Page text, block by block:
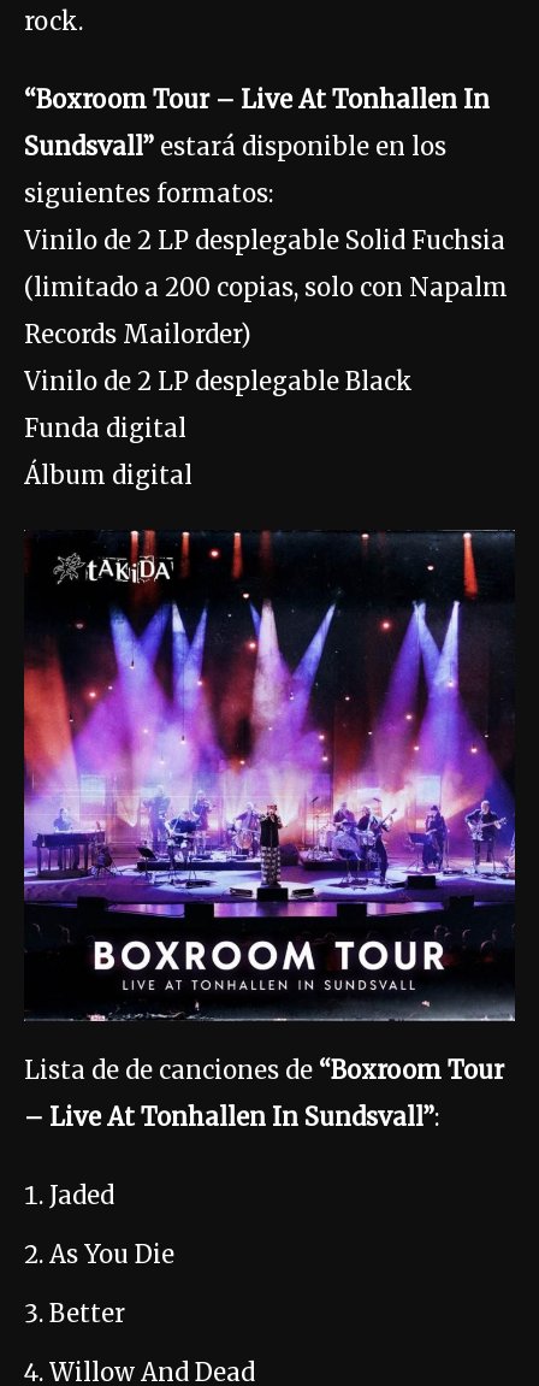
rock.
“Boxroom Tour – Live At Tonhallen In
Sundsvall” estará disponible en los
siguientes formatos:
Vinilo de 2 LP desplegable Solid Fuchsia
(limitado a 200 copias, solo con Napalm
Records Mailorder)
Vinilo de 2 LP desplegable Black
Funda digital
Álbum digital
Lista de de canciones de “Boxroom Tour
– Live At Tonhallen In Sundsvall”:
Jaded
As You Die
Better
Willow And Dead